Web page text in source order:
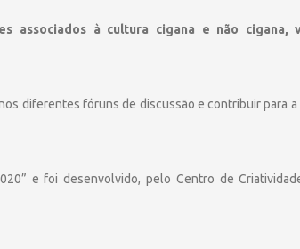
à cultura cigana e não cigana,
diferentes fóruns de discussão e contribuir para a
e foi desenvolvido, pelo Centro de